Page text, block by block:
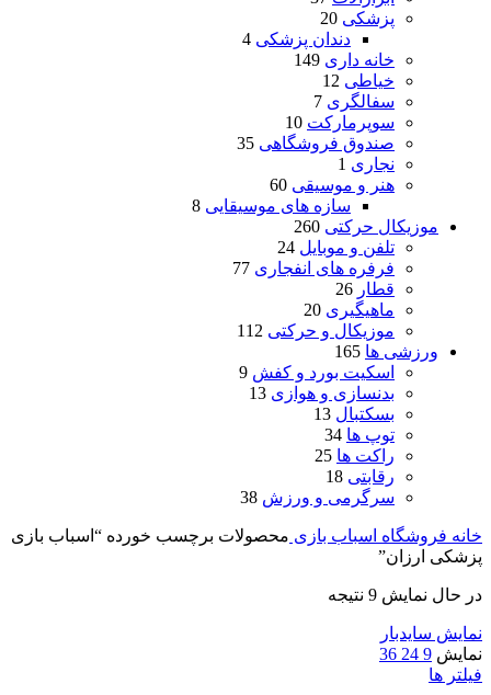
پزشکی 20
دندان پزشکی 4
خانه داری 149
خیاطی 12
سفالگری 7
سوپرمارکت 10
صندوق فروشگاهی 35
نجاری 1
هنر و موسیقی 60
سازه های موسیقایی 8
موزیکال حرکتی 260
تلفن و موبایل 24
فرفره های انفجاری 77
قطار 26
ماهیگیری 20
موزیکال و حرکتی 112
ورزشی ها 165
اسکیت بورد و کفش 9
بدنسازی و هوازی 13
بسکتبال 13
توپ ها 34
راکت ها 25
رقابتی 18
سرگرمی و ورزش 38
خانه فروشگاه اسباب بازی محصولات برچسب خورده “اسباب بازی
پزشکی ارزان”
در حال نمایش 9 نتیجه
نمایش سایدبار
نمایش 9
24
36
فیلتر ها